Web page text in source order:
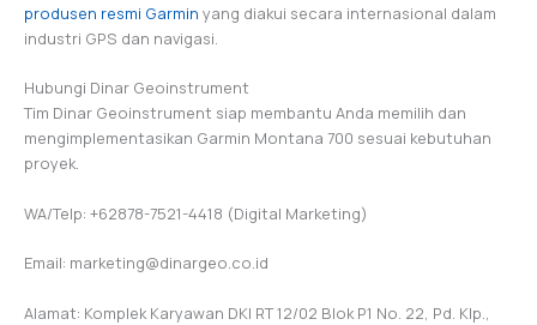
produsen resmi Garmin yang diakui secara internasional dalam
industri GPS dan navigasi.
Hubungi Dinar Geoinstrument
Tim Dinar Geoinstrument siap membantu Anda memilih dan
mengimplementasikan Garmin Montana 700 sesuai kebutuhan
proyek.
WA/Telp: +62878-7521-4418 (Digital Marketing)
Email: marketing@dinargeo.co.id
Alamat: Komplek Karyawan DKI RT 12/02 Blok P1 No. 22, Pd. Klp.,